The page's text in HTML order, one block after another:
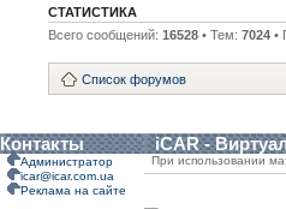
СТАТИСТИКА
Всего сообщений: 16528 • Тем: 7024 •
Список форумов
Контакты iCAR -
Администратор
icar@icar.com.ua
Реклама на сайте
При использовании